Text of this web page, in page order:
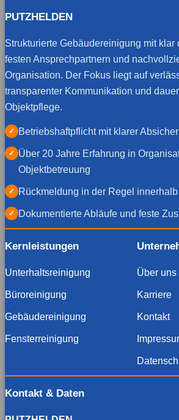
PUTZHELDEN
Strukturierte Gebäudereinigung mit klar
festen Ansprechpartnern und
Organisation. Der Fokus liegt auf
transparenter Kommunikation und
Objektpflege.
✓ Betriebshaftpflicht mit klarer
✓ Über 20 Jahre Erfahrung in
Objektbetreuung
✓ Rückmeldung in der Regel
✓ Dokumentierte Abläufe und feste
Kernleistungen
Unterhaltsreinigung
Büroreinigung
Gebäudereinigung
Fensterreinigung
Über uns
Karriere
Kontakt
Kontakt & Daten